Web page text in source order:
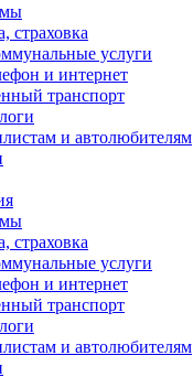
услуги
и интернет
транспорт
и автолюбителям
услуги
и интернет
транспорт
и автолюбителям